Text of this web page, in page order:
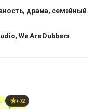
драма, семейный
We Are Dubbers
+72